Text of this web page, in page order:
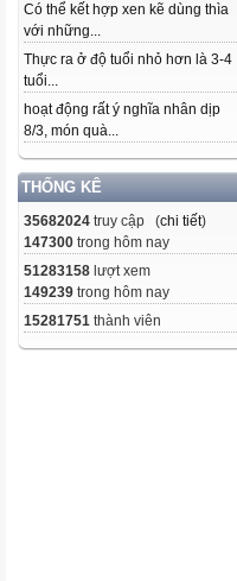
Có thể kết hợp xen kẽ dùng thìa
với những...
Thực ra ở độ tuổi nhỏ hơn là 3-4
tuổi...
hoạt động rất ý nghĩa nhân dịp
8/3, món quà...
THỐNG KÊ
35682024 truy cập (chi tiết)
147300 trong hôm nay
51283158 lượt xem
149239 trong hôm nay
15281751 thành viên